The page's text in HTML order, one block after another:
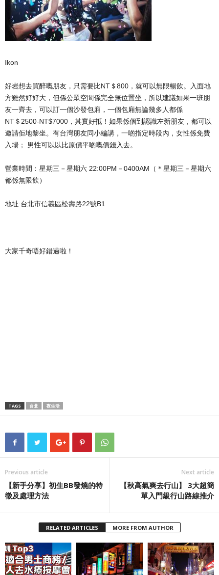
Ikon
好岩想去買醉嘅朋友，只需要比NT＄800，就可以無限暢飲。入面地
方雖然好好大，但係公眾空間係完全無位置坐，所以建議如果一班朋
友一齊去，可以訂一個沙發包廂，一個包廂無論幾多人都係
NT＄2500-NT$7000，其實好抵！如果係個到認識左新朋友，都可以
邀請佢地黎坐。有台灣朋友同小編講，一啲指定時段內，女性係免費
入場； 男性可以以比原價平啲嘅價錢入去。
營業時間：星期三－星期六 22:00PM－0400AM（＊星期三－星期六
都係無限飲）
地址:台北市信義區松壽路22號B1
大家千奇唔好錯過啦！
TAGS 台北 夜生活
Previous article
【新手分享】初生BB發燒的特
徵及處理方法
Next article
【秋高氣爽去行山】 3大超簡
單入門級行山路線推介
RELATED ARTICLES MORE FROM AUTHOR